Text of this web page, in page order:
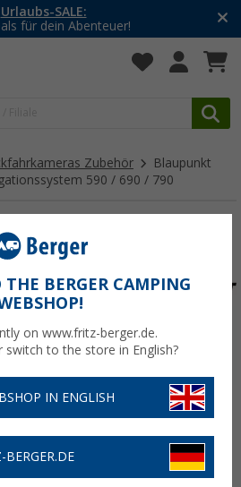
SALE:
dein Abenteuer!
Zubehör
Blaupunkt
590 / 690 / 790
Einbau Kit für
590 / 690 / 790
BERGER CAMPING
on www.fritz-berger.de.
switch to the store in English?
IN ENGLISH
BERGER.DE